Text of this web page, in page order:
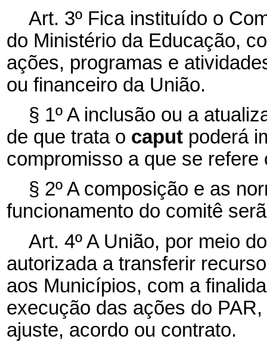
Art. 3º Fica instituído o
do Ministério da Educação,
ações, programas e
ou financeiro da União.
§ 1º A inclusão ou a
de que trata o caput poderá
compromisso a que se refere
§ 2º A composição e as
funcionamento do comitê
Art. 4º A União, por meio
autorizada a transferir
aos Municípios, com a
execução das ações do
ajuste, acordo ou contrato.